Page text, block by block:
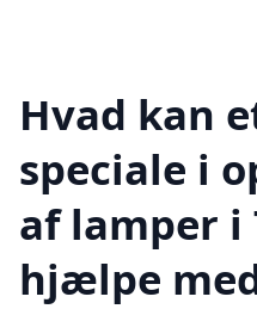
Hvad kan
speciale i
af lamper i
hjælpe